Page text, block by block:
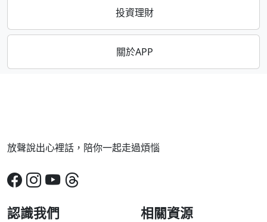
投資理財
關於APP
放聲說出心裡話，陪你一起走過煩惱
認識我們 相關資源